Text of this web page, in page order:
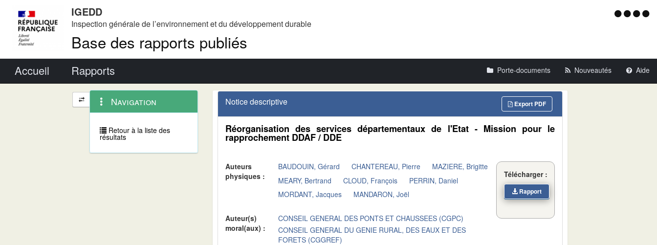
IGEDD
Inspection générale de l’environnement et du développement durable
Base des rapports publiés
Menu
Accueil Rapports Porte-documents Nouveautés Aide
Navigation
et
outils
annexes
contextuel
Navigation
Retour à la liste des
résultats
Notice descriptive Export PDF
Réorganisation des services départementaux de l'Etat - Mission pour le
rapprochement DDAF / DDE
Auteurs
physiques :
BAUDOUIN, Gérard CHANTEREAU, Pierre
MAZIERE, Brigitte
MEARY, Bertrand
CLOUD, François
PERRIN, Daniel
MORDANT, Jacques
MANDARON, Joël
Auteur(s)
moral(aux) :
CONSEIL GENERAL DES PONTS ET CHAUSSEES (CGPC)
CONSEIL GENERAL DU GENIE RURAL, DES EAUX ET DES
FORETS (CGGREF)
Télécharger :
Rapport